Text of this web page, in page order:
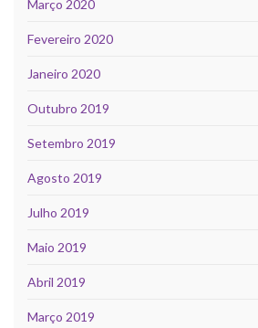
Março 2020
Fevereiro 2020
Janeiro 2020
Outubro 2019
Setembro 2019
Agosto 2019
Julho 2019
Maio 2019
Abril 2019
Março 2019